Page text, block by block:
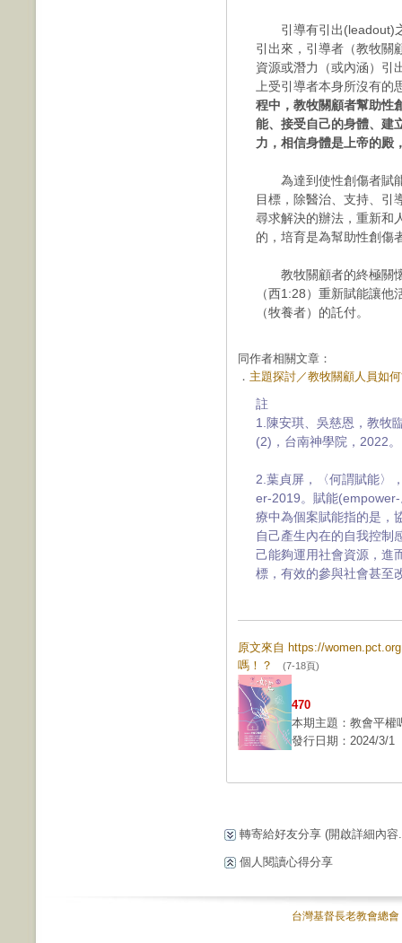
引導有引出(leadout)之
引出來，引導者（教牧關
資源或潛力（或內涵）引
上受引導者本身所沒有
程中，教牧關顧者幫助性
能、接受自己的身體、建
力，相信身體是上帝的殿
為達到使性創傷者賦能
目標，除醫治、支持、引
尋求解決的辦法，重新和
的，培育是為幫助性創傷
教牧關顧者的終極關懷
（西1:28）重新賦能讓
（牧養者）的託付。
同作者相關文章：
． 主題探討／教牧關顧人員如
註
1.陳安琪、吳慈恩，教牧
(2)，台南神學院，2022。
2.葉貞屏，〈何謂賦能〉
er-2019。賦能
療中為個案賦能指的是，
自己產生內在的自我控制
己能夠運用社會資源，進
標，有效的參與社會甚至
原文來自 https://
嗎！？
(7-18頁)
470
本期主題：教會平權
發行日期：2024/3/1
轉寄給好友分享 (開啟詳細內容
個人閱讀心得分享
台灣基督長老教會總會